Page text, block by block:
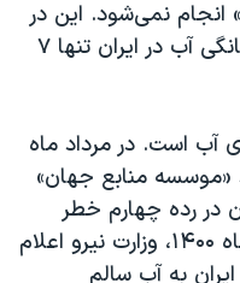
انجام نمی‌شود. این در
حالی است که میانگین مصرف خانگی آب در ایران تنها ۷
آب است. در مرداد ماه
«موسسه منابع جهان»
در رده چهارم خطر
پایان منابع آبی قرار دارد. در تیر ماه ۱۴۰۰، وزارت نیرو اعلام
به آب سالم